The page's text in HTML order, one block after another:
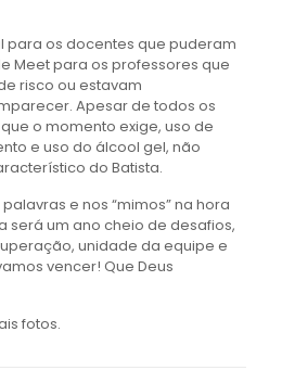
para os docentes que puderam
Meet para os professores que
risco ou estavam
Apesar de todos os
o momento exige, uso de
e uso do álcool gel, não
do Batista.
e nos “mimos” na hora
será um ano cheio de desafios,
unidade da equipe e
vencer! Que Deus
fotos.